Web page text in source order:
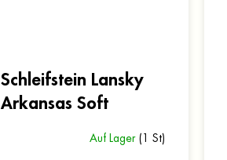
Schleifstein Lansky
Arkansas Soft
Auf Lager (1 St)